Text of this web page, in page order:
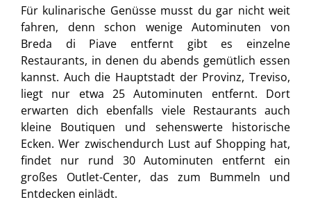
YOUTUBE
Für kulinarische Genüsse musst du gar nicht weit
fahren, denn schon wenige Autominuten von
Breda di Piave entfernt gibt es einzelne
Restaurants, in denen du abends gemütlich essen
kannst. Auch die Hauptstadt der Provinz, Treviso,
liegt nur etwa 25 Autominuten entfernt. Dort
erwarten dich ebenfalls viele Restaurants auch
kleine Boutiquen und sehenswerte historische
Ecken. Wer zwischendurch Lust auf Shopping hat,
findet nur rund 30 Autominuten entfernt ein
großes Outlet-Center, das zum Bummeln und
Entdecken einlädt.